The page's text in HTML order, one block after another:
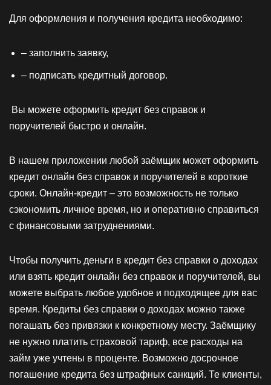
Для оформления и получения кредита необходимо:
– заполнить заявку,
– подписать кредитный договор.
Вы можете оформить кредит без справок и
поручителей быстро и онлайн.
В нашем приложении любой заёмщик может оформить
кредит онлайн без справок и поручителей в короткие
сроки. Онлайн-кредит – это возможность не только
сэкономить личное время, но и оперативно справиться
с финансовыми затруднениями.
Чтобы получить деньги в кредит без справки о доходах
или взять кредит онлайн без справок и поручителей, вы
можете выбрать любое удобное и подходящее для вас
время. Кредиты без справки о доходах можно также
погашать без привязки к конкретному месту. Заёмщику
не нужно платить страховой тариф, все расходы на
займ уже учтены в проценте. Возможно досрочное
погашение кредита без штрафных санкций. Те клиенты,